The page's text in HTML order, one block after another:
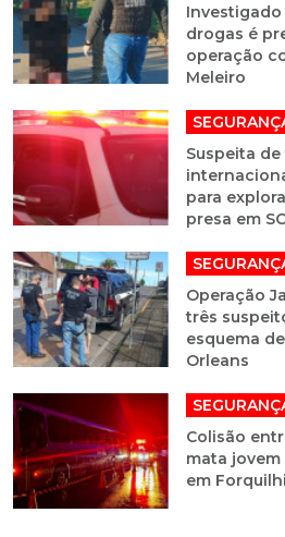
drogas é
operação
Meleiro
Suspeita
para
presa em SC
Operação
três
esquema
Orleans
Colisão
mata jovem
em